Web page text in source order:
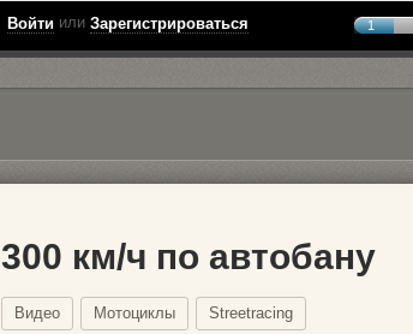
Войти или Зарегистрироваться 1
300 км/ч по автобану
Видео Мотоциклы Streetracing